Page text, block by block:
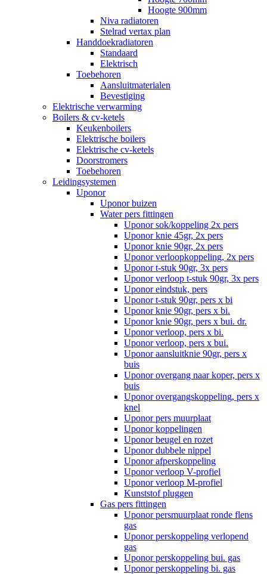
Hoogte 900mm
Niva radiatoren
Stelrad vertax plan
Handdoekradiatoren
Standaard
Elektrisch
Toebehoren
Aansluitmaterialen
Bevestiging
Elektrische verwarming
Boilers & cv-ketels
Keukenboilers
Elektrische boilers
Elektrische cv-ketels
Doorstromers
Toebehoren
Leidingsystemen
Uponor
Uponor buizen
Water pers fittingen
Uponor sok/koppeling 2x pers
Uponor knie 45gr, 2x pers
Uponor knie 90gr, 2x pers
Uponor verloopkoppeling, 2x pers
Uponor t-stuk 90gr, 3x pers
Uponor verloop t-stuk 90gr, 3x pers
Uponor eindstuk, pers
Uponor t-stuk 90gr, pers x bi
Uponor knie 90gr, pers x bi.
Uponor knie 90gr, pers x bui. dr.
Uponor verloop, pers x bi.
Uponor verloop, pers x bui.
Uponor aansluitknie 90gr, pers x
buis
Uponor overgang naar koper, pers x
buis
Uponor overgangskoppeling, pers x
knel
Uponor pers muurplaat
Uponor koppelingen
Uponor beugel en rozet
Uponor dubbele nippel
Uponor afperskoppeling
Uponor verloop V-profiel
Uponor verloop M-profiel
Kunststof pluggen
Gas pers fittingen
Uponor persmuurplaat ronde flens
gas
Uponor perskoppeling verlopend
gas
Uponor perskoppeling bui. gas
Uponor perskoppeling bi. gas